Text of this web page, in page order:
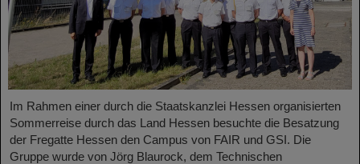
Im Rahmen einer durch die Staatskanzlei Hessen organisierten
Sommerreise durch das Land Hessen besuchte die Besatzung
der Fregatte Hessen den Campus von FAIR und GSI. Die
Gruppe wurde von Jörg Blaurock, dem Technischen